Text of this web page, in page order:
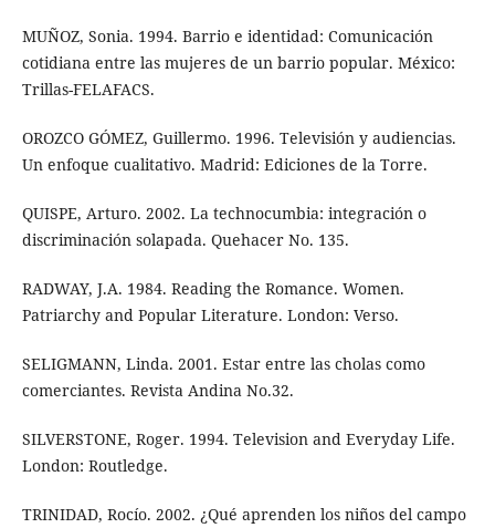
MUÑOZ, Sonia. 1994. Barrio e identidad: Comunicación
cotidiana entre las mujeres de un barrio popular. México:
Trillas-FELAFACS.
OROZCO GÓMEZ, Guillermo. 1996. Televisión y audiencias.
Un enfoque cualitativo. Madrid: Ediciones de la Torre.
QUISPE, Arturo. 2002. La technocumbia: integración o
discriminación solapada. Quehacer No. 135.
RADWAY, J.A. 1984. Reading the Romance. Women.
Patriarchy and Popular Literature. London: Verso.
SELIGMANN, Linda. 2001. Estar entre las cholas como
comerciantes. Revista Andina No.32.
SILVERSTONE, Roger. 1994. Television and Everyday Life.
London: Routledge.
TRINIDAD, Rocío. 2002. ¿Qué aprenden los niños del campo